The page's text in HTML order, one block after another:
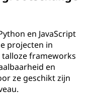
en JavaScript
projecten in
frameworks
en
ze geschikt zijn